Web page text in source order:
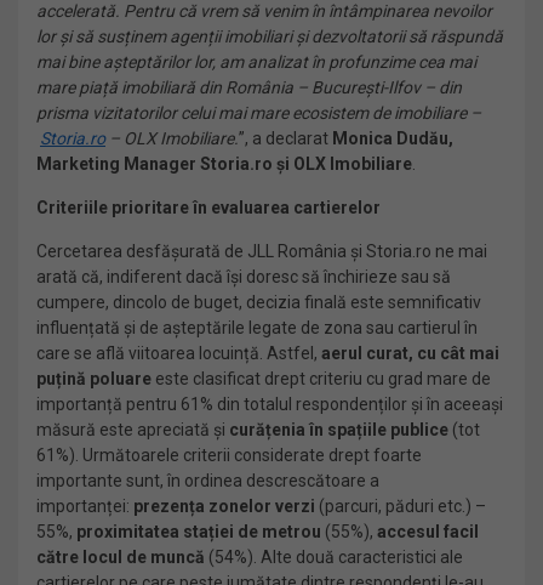
accelerată. Pentru că vrem să venim în întâmpinarea nevoilor
lor și să susținem agenții imobiliari și dezvoltatorii să răspundă
mai bine așteptărilor lor, am analizat în profunzime cea mai
mare piață imobiliară din România – București-Ilfov – din
prisma vizitatorilor celui mai mare ecosistem de imobiliare –
Storia.ro– OLX Imobiliare.”, a declarat Monica Dudău,
Marketing Manager Storia.ro și OLX Imobiliare
Criteriile prioritare în evaluarea cartierelor
Cercetarea desfășurată de JLL România și Storia.ro ne mai
arată că, indiferent dacă își doresc să închirieze sau să
cumpere, dincolo de buget, decizia finală este semnificativ
influențată și de așteptările legate de zona sau cartierul în
care se află viitoarea locuință. Astfel, aerul curat, cu cât mai
puțină poluare este clasificat drept criteriu cu grad mare de
importanță pentru 61% din totalul respondenților și în aceeași
măsură este apreciată și curățenia în spațiile publice (tot
61%). Următoarele criterii considerate drept foarte
importante sunt, în ordinea descrescătoare a
importanței: prezența zonelor verzi (parcuri, păduri etc.) –
55%, proximitatea stației de metrou (55%), accesul facil
către locul de muncă (54%). Alte două caracteristici ale